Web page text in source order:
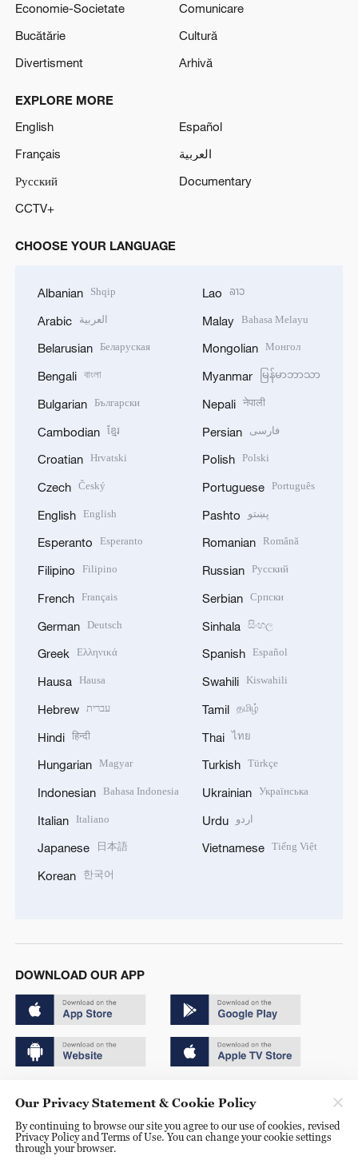
Economie-Societate
Comunicare
Bucătărie
Cultură
Divertisment
Arhivă
EXPLORE MORE
English
Español
Français
العربية
Русский
Documentary
CCTV+
CHOOSE YOUR LANGUAGE
Albanian Shqip
Arabic العربية
Belarusian Беларуская
Bengali বাংলা
Bulgarian Български
Cambodian ខ្មែរ
Croatian Hrvatski
Czech Český
English English
Esperanto Esperanto
Filipino Filipino
French Français
German Deutsch
Greek Ελληνικά
Hausa Hausa
Hebrew עברית
Hindi हिन्दी
Hungarian Magyar
Indonesian Bahasa Indonesia
Italian Italiano
Japanese 日本語
Korean 한국어
Lao ລາວ
Malay Bahasa Melayu
Mongolian Монгол
Myanmar မြန်မာဘာသာ
Nepali नेपाली
Persian فارسی
Polish Polski
Portuguese Português
Pashto پښتو
Romanian Română
Russian Русский
Serbian Српски
Sinhala සිංහල
Spanish Español
Swahili Kiswahili
Tamil தமிழ்
Thai ไทย
Turkish Türkçe
Ukrainian Українська
Urdu اردو
Vietnamese Tiếng Việt
DOWNLOAD OUR APP
京ICP备20000184号
京公网安备 11010502050052号
Our Privacy Statement & Cookie Policy
By continuing to browse our site you agree to our use of cookies, revised
Privacy Policy and Terms of Use. You can change your cookie settings
through your browser.